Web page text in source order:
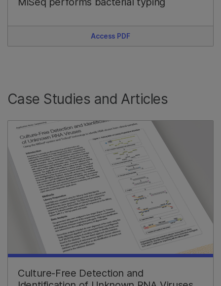
Access PDF
Case Studies and Articles
Culture-Free Detection and